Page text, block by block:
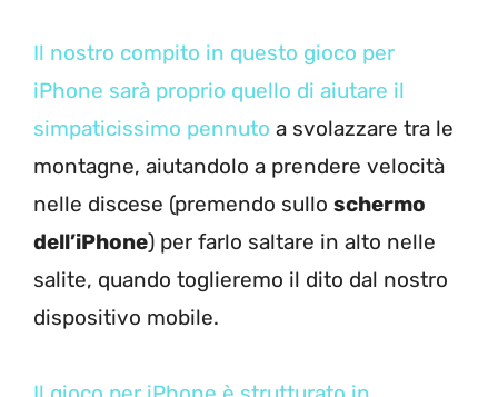
Il nostro compito in questo gioco per
iPhone sarà proprio quello di aiutare il
simpaticissimo pennuto a svolazzare tra le
montagne, aiutandolo a prendere velocità
nelle discese (premendo sullo schermo
dell’iPhone) per farlo saltare in alto nelle
salite, quando toglieremo il dito dal nostro
dispositivo mobile.